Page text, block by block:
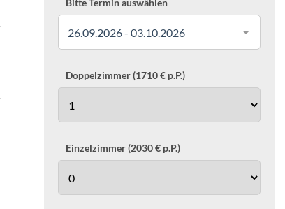
Bitte Termin auswählen
26.09.2026 - 03.10.2026
Doppelzimmer (1710 € p.P.)
Einzelzimmer (2030 € p.P.)